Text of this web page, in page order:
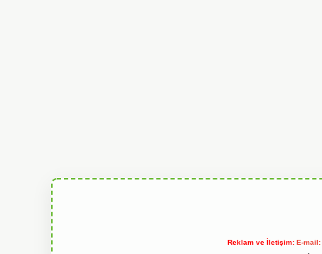
Reklam ve İletişim: E-mail: